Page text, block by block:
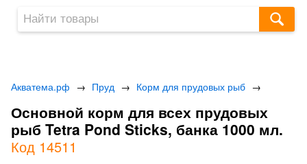
Акватема.рф → Пруд → Корм для прудовых рыб →
Основной корм для всех прудовых
рыб Tetra Pond Sticks, банка 1000 мл.
Код 14511